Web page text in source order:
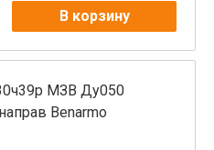
В корзину
МЗВ Ду050
Benarmo